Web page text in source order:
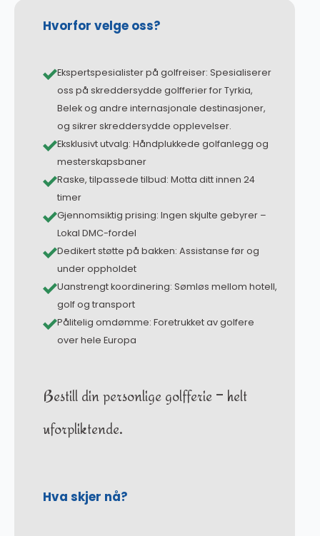
Hvorfor velge oss?
Ekspertspesialister på golfreiser: Spesialiserer
oss på skreddersydde golfferier for Tyrkia,
Belek og andre internasjonale destinasjoner,
og sikrer skreddersydde opplevelser.
Eksklusivt utvalg: Håndplukkede golfanlegg og
mesterskapsbaner
Raske, tilpassede tilbud: Motta ditt innen 24
timer
Gjennomsiktig prising: Ingen skjulte gebyrer –
Lokal DMC-fordel
Dedikert støtte på bakken: Assistanse før og
under oppholdet
Uanstrengt koordinering: Sømløs mellom hotell,
golf og transport
Pålitelig omdømme: Foretrukket av golfere
over hele Europa
Bestill din personlige golfferie – helt
uforpliktende.
Hva skjer nå?